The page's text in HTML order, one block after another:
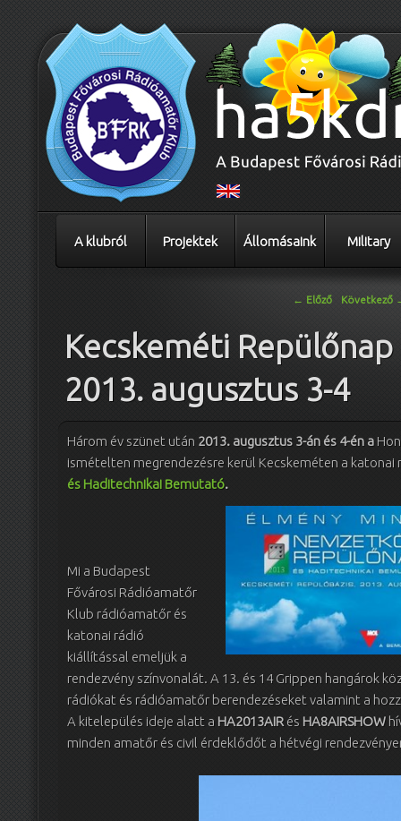
A klubról Projektek Állomásaink Military
← Előző Következő
Kecskeméti Repülőnap
2013. augusztus 3-4
Három év szünet után 2013. augusztus 3-án és 4-én a
ismételten megrendezésre kerül Kecskeméten a
és Haditechnikai Bemutató.
Mi a Budapest
Fővárosi Rádióamatőr
Klub rádióamatőr és
katonai rádió
kiállítással emeljük a
rendezvény színvonalát. A 13. és 14 Grippen hangárok
rádiókat és rádióamatőr berendezéseket valamint a
A kitelepülés ideje alatt a HA2013AIR és HA8AIRSHOW
minden amatőr és civil érdeklődőt a hétvégi